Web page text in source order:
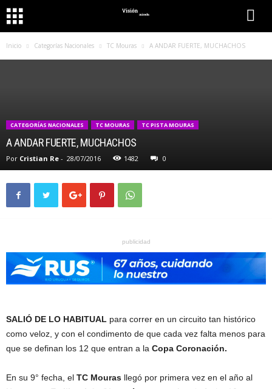
Inicio Categorías Nacionales TC Mouras A ANDAR FUERTE, MUCHACHOS
CATEGORÍAS NACIONALES TC MOURAS TC PISTA MOURAS
A ANDAR FUERTE, MUCHACHOS
Por Cristian Re - 28/07/2016 1482 0
publicidad
SALIÓ DE LO HABITUAL para correr en un circuito tan histórico
como veloz, y con el condimento de que cada vez falta menos para
que se definan los 12 que entran a la Copa Coronación.
En su 9° fecha, el TC Mouras llegó por primera vez en el año al